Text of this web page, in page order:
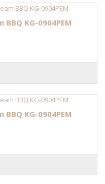
KG-0904PEM
KG-0904PEM